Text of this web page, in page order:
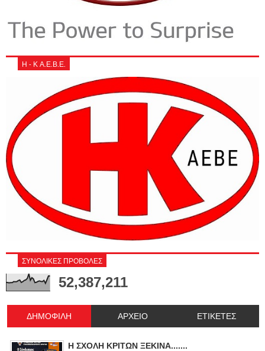
Η - Κ Α.Ε.Β.Ε.
ΣΥΝΟΛΙΚΕΣ ΠΡΟΒΟΛΕΣ
52,387,211
ΔΗΜΟΦΙΛΗ ΑΡΧΕΙΟ ΕΤΙΚΕΤΕΣ
Η ΣΧΟΛΗ ΚΡΙΤΩΝ ΞΕΚΙΝΑ.......